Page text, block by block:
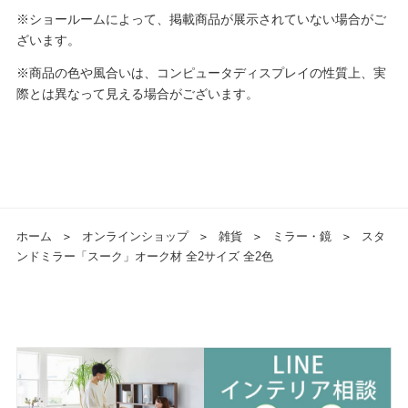
※ショールームによって、掲載商品が展示されていない場合がご
ざいます。
※商品の色や風合いは、コンピュータディスプレイの性質上、実
際とは異なって見える場合がございます。
ホーム ＞ オンラインショップ ＞ 雑貨 ＞ ミラー・鏡 ＞
スタ
ンドミラー「スーク」オーク材 全2サイズ 全2色